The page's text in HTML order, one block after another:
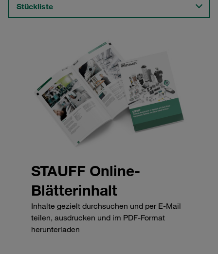
Stückliste
STAUFF Online-
Blätterinhalt
Inhalte gezielt durchsuchen und per E-Mail
teilen, ausdrucken und im PDF-Format
herunterladen